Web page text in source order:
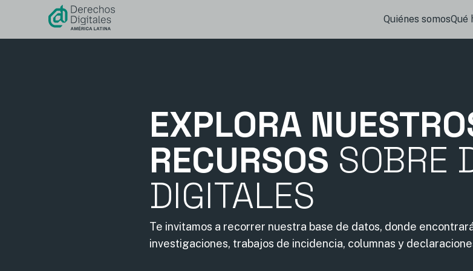
Quiénes somosQué
EXPLORA
RECURSOS SOBRE
DIGITALES
Te invitamos a recorrer nuestra base de datos, donde
investigaciones, trabajos de incidencia, columnas y